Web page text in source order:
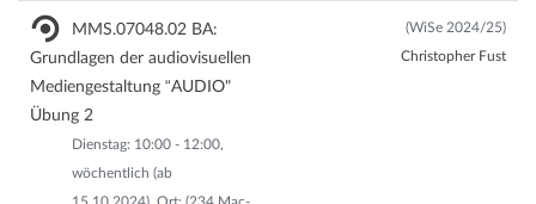
MMS.07048.02 BA:
Grundlagen der audiovisuellen
Mediengestaltung “AUDIO"
Übung 2
Dienstag: 10:00 - 12:00,
wöchentlich (ab
(WiSe 2024/25)
Christopher Fust